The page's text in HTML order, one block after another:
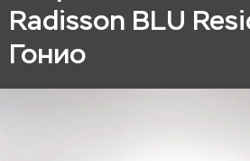
Radisson BLU
Гонио